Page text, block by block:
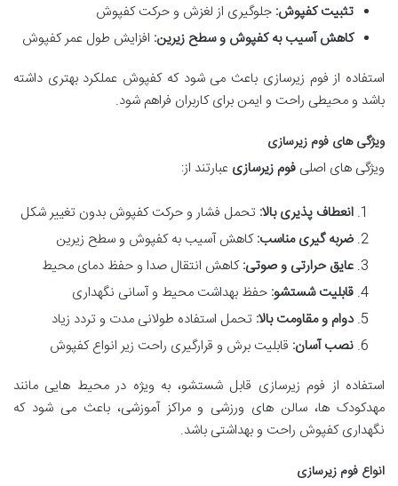
تثبیت کفپوش: جلوگیری از لغزش و حرکت کفپوش
کاهش آسیب به کفپوش و سطح زیرین: افزایش طول عمر کفپوش
استفاده از فوم زیرسازی باعث می شود که کفپوش عملکرد بهتری داشته
باشد و محیطی راحت و ایمن برای کاربران فراهم شود.
ویژگی های فوم زیرسازی
ویژگی های اصلی فوم زیرسازی عبارتند از:
انعطاف پذیری بالا: تحمل فشار و حرکت کفپوش بدون تغییر شکل
ضربه گیری مناسب:کاهش آسیب به کفپوش و سطح زیرین
عایق حرارتی و صوتی:کاهش انتقال صدا و حفظ دمای محیط
قابلیت شستشو: حفظ بهداشت محیط و آسانی نگهداری
دوام و مقاومت بالا: تحمل استفاده طولانی مدت و تردد زیاد
نصب آسان: قابلیت برش و قرارگیری راحت زیر انواع کفپوش
استفاده از فوم زیرسازی قابل شستشو، به ویژه در محیط هایی مانند
مهدکودک ها، سالن های ورزشی و مراکز آموزشی، باعث می شود که
نگهداری کفپوش راحت و بهداشتی باشد.
انواع فوم زیرسازی